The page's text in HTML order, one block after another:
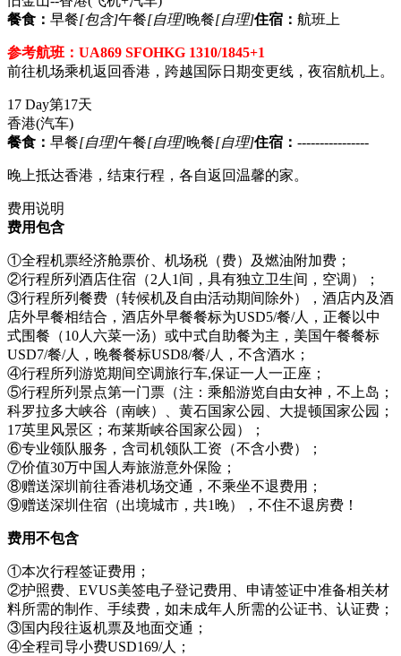
餐食： 早餐[包含]午餐[自理]晚餐[自理]住宿： 航班上
参考航班：UA869 SFOHKG 1310/1845+1
前往机场乘机返回香港，跨越国际日期变更线，夜宿航机上。
17 Day第17天
香港(汽车)
餐食： 早餐[自理]午餐[自理]晚餐[自理]住宿： ----------------
晚上抵达香港，结束行程，各自返回温馨的家。
费用说明
费用包含
①全程机票经济舱票价、机场税（费）及燃油附加费；
②行程所列酒店住宿（2人1间，具有独立卫生间，空调）；
③行程所列餐费（转候机及自由活动期间除外），酒店内及酒
店外早餐相结合，酒店外早餐餐标为USD5/餐/人，正餐以中
式围餐（10人六菜一汤）或中式自助餐为主，美国午餐餐标
USD7/餐/人，晚餐餐标USD8/餐/人，不含酒水；
④行程所列游览期间空调旅行车,保证一人一正座；
⑤行程所列景点第一门票（注：乘船游览自由女神，不上岛；
科罗拉多大峡谷（南峡）、黄石国家公园、大提顿国家公园；
17英里风景区；布莱斯峡谷国家公园）；
⑥专业领队服务，含司机领队工资（不含小费）；
⑦价值30万中国人寿旅游意外保险；
⑧赠送深圳前往香港机场交通，不乘坐不退费用；
⑨赠送深圳住宿（出境城市，共1晚），不住不退房费！
费用不包含
①本次行程签证费用；
②护照费、EVUS美签电子登记费用、申请签证中准备相关材
料所需的制作、手续费，如未成年人所需的公证书、认证费；
③国内段往返机票及地面交通；
④全程司导小费USD169/人；